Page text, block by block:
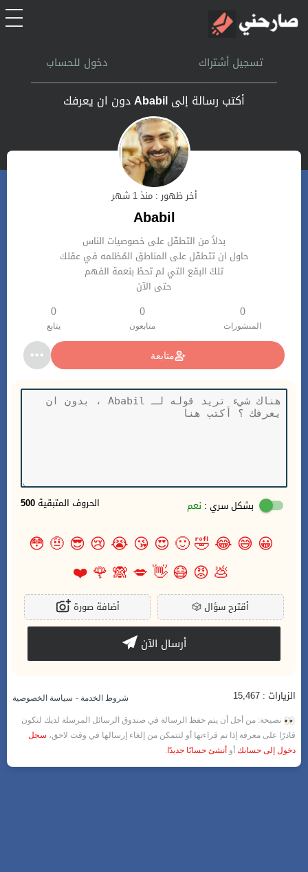
الرئيسيةتسجيل أشتراك دخول للحساب
أكتب رسالة إلىAbabilدون ان يعرفك
أخر ظهور : منذ 1 شهر
Ababil
‏بدلاً من التطفّل على خصوصيات الناس
حاول ان تتطفّل على المناطق المُظلمه في عقلك
تلكَ البقع التي لم تحظَ بنعمة الفهم
حتى الآن
0
المنشورات
0
متابعون
0
يتابع
متابعة
500 الحروف المتبقية بشكل سري : نعم
😀
😅
😂
🤣
🙂
😍
😘
😭
😢
😎
🤨
😳
💩
😡
😷
👋
💋
🙈
🌹
❤️
🎲أقترح سؤال أضافة صورة
أرسال الآن
الزيارات : 15,467 شروط الخدمة - سياسة الخصوصية
نصيحة: من أجل أن يتم حفظ الرسالة في صندوق الرسائل المرسلة لديك لتكون
قادرًا على معرفة إذا تم قراءتها أو لتتمكن من إلغاء إرسالها في وقت لاحق، سجل
دخول إلى حسابك أو أنشئ حسابًا جديدًا .